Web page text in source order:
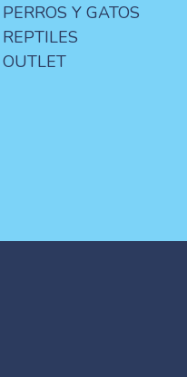
PERROS Y GATOS
REPTILES
OUTLET